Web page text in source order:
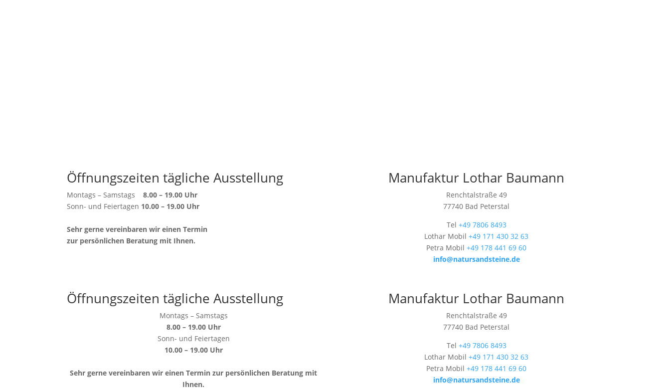
Öffnungszeiten tägliche Ausstellung
Montags – Samstags8.00 – 19.00 Uhr
Sonn- und Feiertagen 10.00 – 19.00 Uhr
Sehr gerne vereinbaren wir einen Termin
zur persönlichen Beratung mit Ihnen.
Manufaktur Lothar Baumann
Renchtalstraße 49
77740 Bad Peterstal
Tel +49 7806 8493
Lothar Mobil+49 171 430 32 63
Petra Mobil+49 178 441 69 60
info@natursandsteine.de
Öffnungszeiten tägliche Ausstellung
Montags – Samstags
8.00 – 19.00 Uhr
Sonn- und Feiertagen
10.00 – 19.00 Uhr
Sehr gerne vereinbaren wir einen Termin zur persönlichen Beratung mit
Ihnen.
Manufaktur Lothar Baumann
Renchtalstraße 49
77740 Bad Peterstal
Tel +49 7806 8493
Lothar Mobil+49 171 430 32 63
Petra Mobil+49 178 441 69 60
info@natursandsteine.de